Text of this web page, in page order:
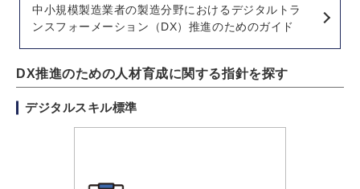
中小規模製造業者の製造分野におけるデジタルトラ
ンスフォーメーション（DX）推進のためのガイド
DX推進のための人材育成に関する指針を探す
デジタルスキル標準